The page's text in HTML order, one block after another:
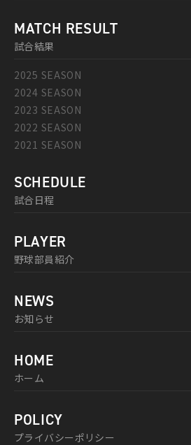
MATCH RESULT
試合結果
2025 SEASON
2024 SEASON
2023 SEASON
2022 SEASON
2021 SEASON
SCHEDULE
試合日程
PLAYER
野球部員紹介
NEWS
お知らせ
HOME
ホーム
POLICY
プライバシーポリシー